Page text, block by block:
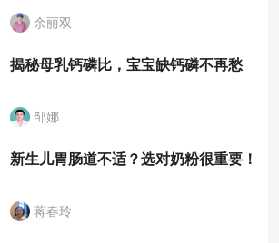
余丽双
揭秘母乳钙磷比，宝宝缺钙磷不再愁
邹娜
新生儿胃肠道不适？选对奶粉很重要！
蒋春玲